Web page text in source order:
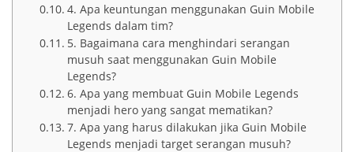
4. Apa keuntungan menggunakan Guin Mobile
Legends dalam tim?
5. Bagaimana cara menghindari serangan
musuh saat menggunakan Guin Mobile
Legends?
6. Apa yang membuat Guin Mobile Legends
menjadi hero yang sangat mematikan?
7. Apa yang harus dilakukan jika Guin Mobile
Legends menjadi target serangan musuh?